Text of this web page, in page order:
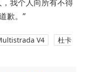
我个人向所有不得
歉。”
V4
杜卡